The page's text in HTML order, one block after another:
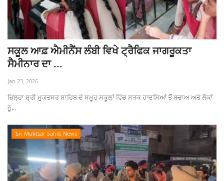
ਸਕੂਲ ਆਫ਼ ਐਮੀਨੈਂਸ ਲੰਬੀ ਵਿਖੇ ਟ੍ਰੈਫਿਕ ਜਾਗਰੂਕਤਾ
ਸੈਮੀਨਾਰ ਦਾ ...
Jan 23, 2026
ਜ਼ਿਲ੍ਹਾ ਸ਼੍ਰੀ ਮੁਕਤਸਰ ਸਾਹਿਬ ਦੇ ਸਮੂਹ ਸਕੂਲਾਂ ਵਿੱਚ ਸੜਕ ਹਾਦਸਿਆਂ ਤੋਂ ਬਚਾਅ ਅਤੇ ਲੋਕਾਂ
ਨੂ...
Sri Muktsar Sahib News